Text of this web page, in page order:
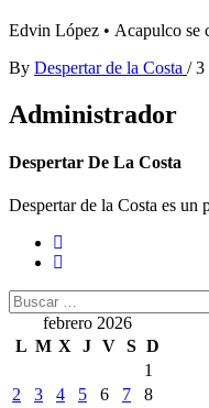
Edvin López • Acapulco se
By Despertar de la Costa / 3
Administrador
Despertar De La Costa
Despertar de la Costa es un
Buscar:
febrero 2026
L M X J V S D
1
2
3 4 5 6 7
8